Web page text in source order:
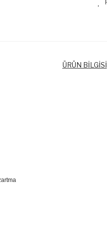
ÜRÜN BİLGİSİ